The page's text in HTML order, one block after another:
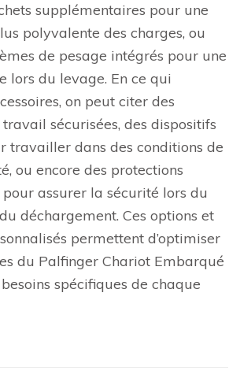
supplémentaires pour une
polyvalente des charges, ou
de pesage intégrés pour une
lors du levage. En ce qui
on peut citer des
sécurisées, des dispositifs
travailler dans des conditions de
ou encore des protections
assurer la sécurité lors du
déchargement. Ces options et
permettent d’optimiser
du Palfinger Chariot Embarqué
spécifiques de chaque